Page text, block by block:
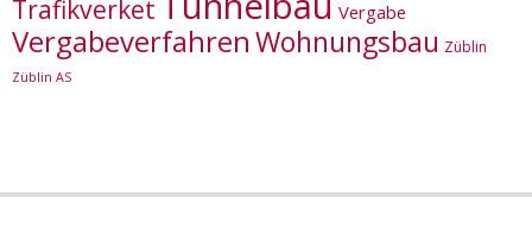
Trafikverket Vergabe
VergabeverfahrenWohnungsbau Züblin
Züblin AS